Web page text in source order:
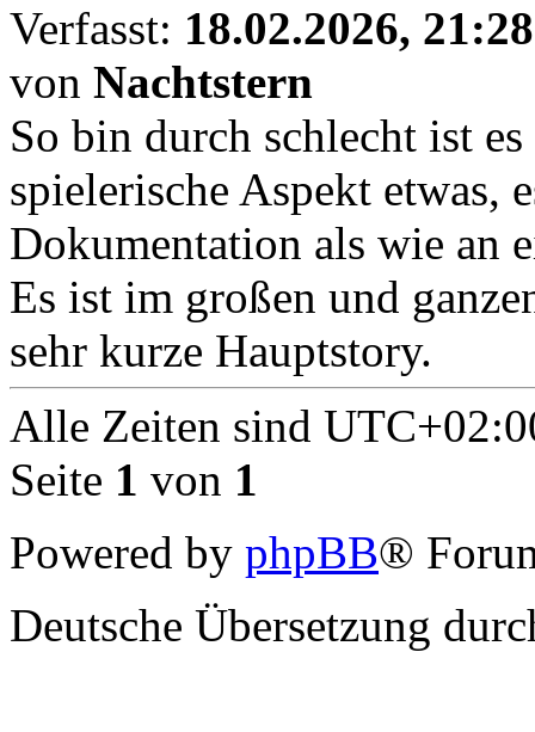
Verfasst: 18.02.2026, 21:28
von Nachtstern
So bin durch schlecht ist
spielerische Aspekt etwas,
Dokumentation als wie an
Es ist im großen und
sehr kurze Hauptstory.
Alle Zeiten sind
Seite 1 von 1
Powered by phpBB®
Deutsche Übersetzung